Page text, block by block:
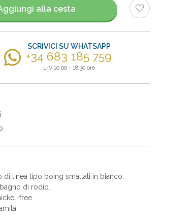
alla cesta
SCRIVICI SU WHATSAPP
+34 683 185 759
L-V 10:00 - 18:30 ore
linea tipo boing smaltati in bianco.
di rodio.
free.